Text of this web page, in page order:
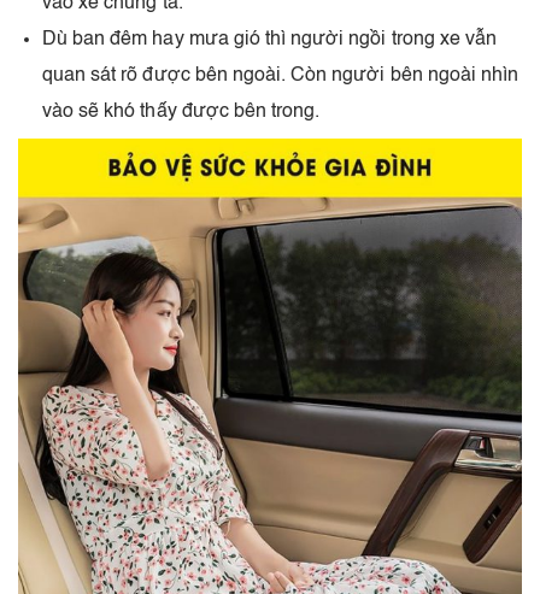
vào xe chúng ta.
Dù ban đêm hay mưa gió thì người ngồi trong xe vẫn
quan sát rõ được bên ngoài. Còn người bên ngoài nhìn
vào sẽ khó thấy được bên trong.